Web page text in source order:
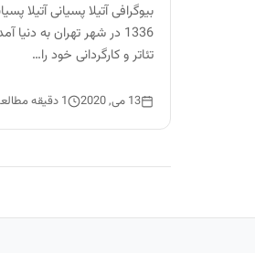
1336 در شهر تهران به
تئاتر و کارگردانی خود را…
13 می, 2020 1 دقیقه مطالعه